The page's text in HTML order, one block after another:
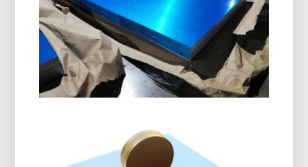
Морской Класс 5086 H116
Алюминиевая Пластина